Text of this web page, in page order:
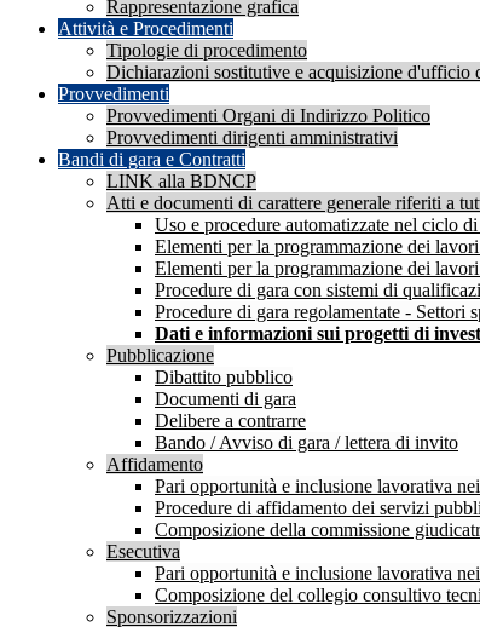
Rappresentazione grafica
Attività e Procedimenti
Tipologie di procedimento
Dichiarazioni sostitutive e acquisizione d'ufficio
Provvedimenti
Provvedimenti Organi di Indirizzo Politico
Provvedimenti dirigenti amministrativi
Bandi di gara e Contratti
LINK alla BDNCP
Atti e documenti di carattere generale riferiti a
Uso e procedure automatizzate nel ciclo
Elementi per la programmazione dei
Elementi per la programmazione dei
Procedure di gara con sistemi di
Procedure di gara regolamentate - Settori
Dati e informazioni sui progetti di
Pubblicazione
Dibattito pubblico
Documenti di gara
Delibere a contrarre
Bando / Avviso di gara / lettera di invito
Affidamento
Pari opportunità e inclusione lavorativa
Procedure di affidamento dei servizi
Composizione della commissione
Esecutiva
Pari opportunità e inclusione lavorativa
Composizione del collegio consultivo
Sponsorizzazioni